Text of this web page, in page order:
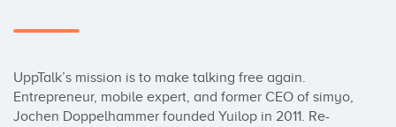
UppTalk’s mission is to make talking free again.
Entrepreneur, mobile expert, and former CEO of simyo,
Jochen Doppelhammer founded Yuilop in 2011. Re-